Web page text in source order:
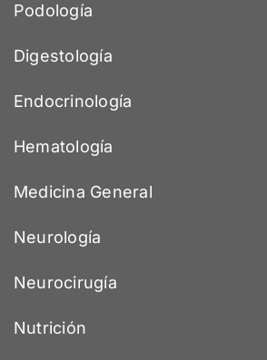
Podología
Digestología
Endocrinología
Hematología
Medicina General
Neurología
Neurocirugía
Nutrición